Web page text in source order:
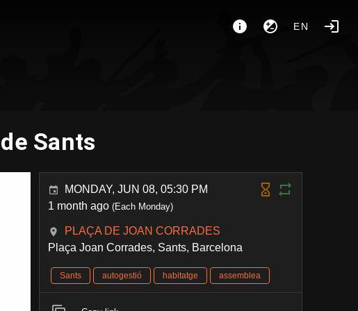
EN
Sants
MONDAY, JUN 08, 05:30 PM
1 month ago (Each Monday)
PLAÇA DE JOAN CORRADES
Plaça Joan Corrades, Sants, Barcelona
Sants autogestió habitatge assemblea